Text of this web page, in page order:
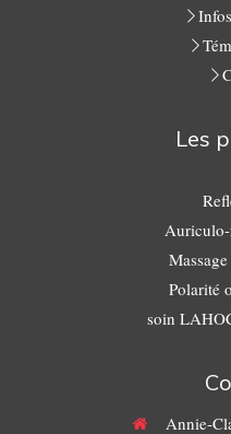
Les
Polarité
soin
Annie-